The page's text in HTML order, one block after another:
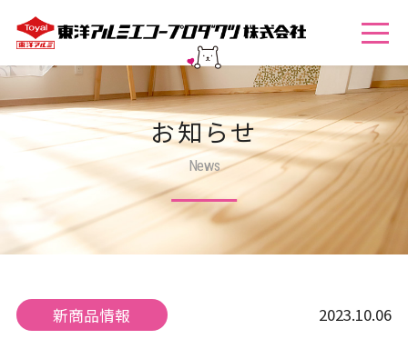
お知らせ
News
新商品情報 2023.10.06